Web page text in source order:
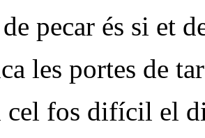
pecar és si et
les portes de
cel fos difícil el